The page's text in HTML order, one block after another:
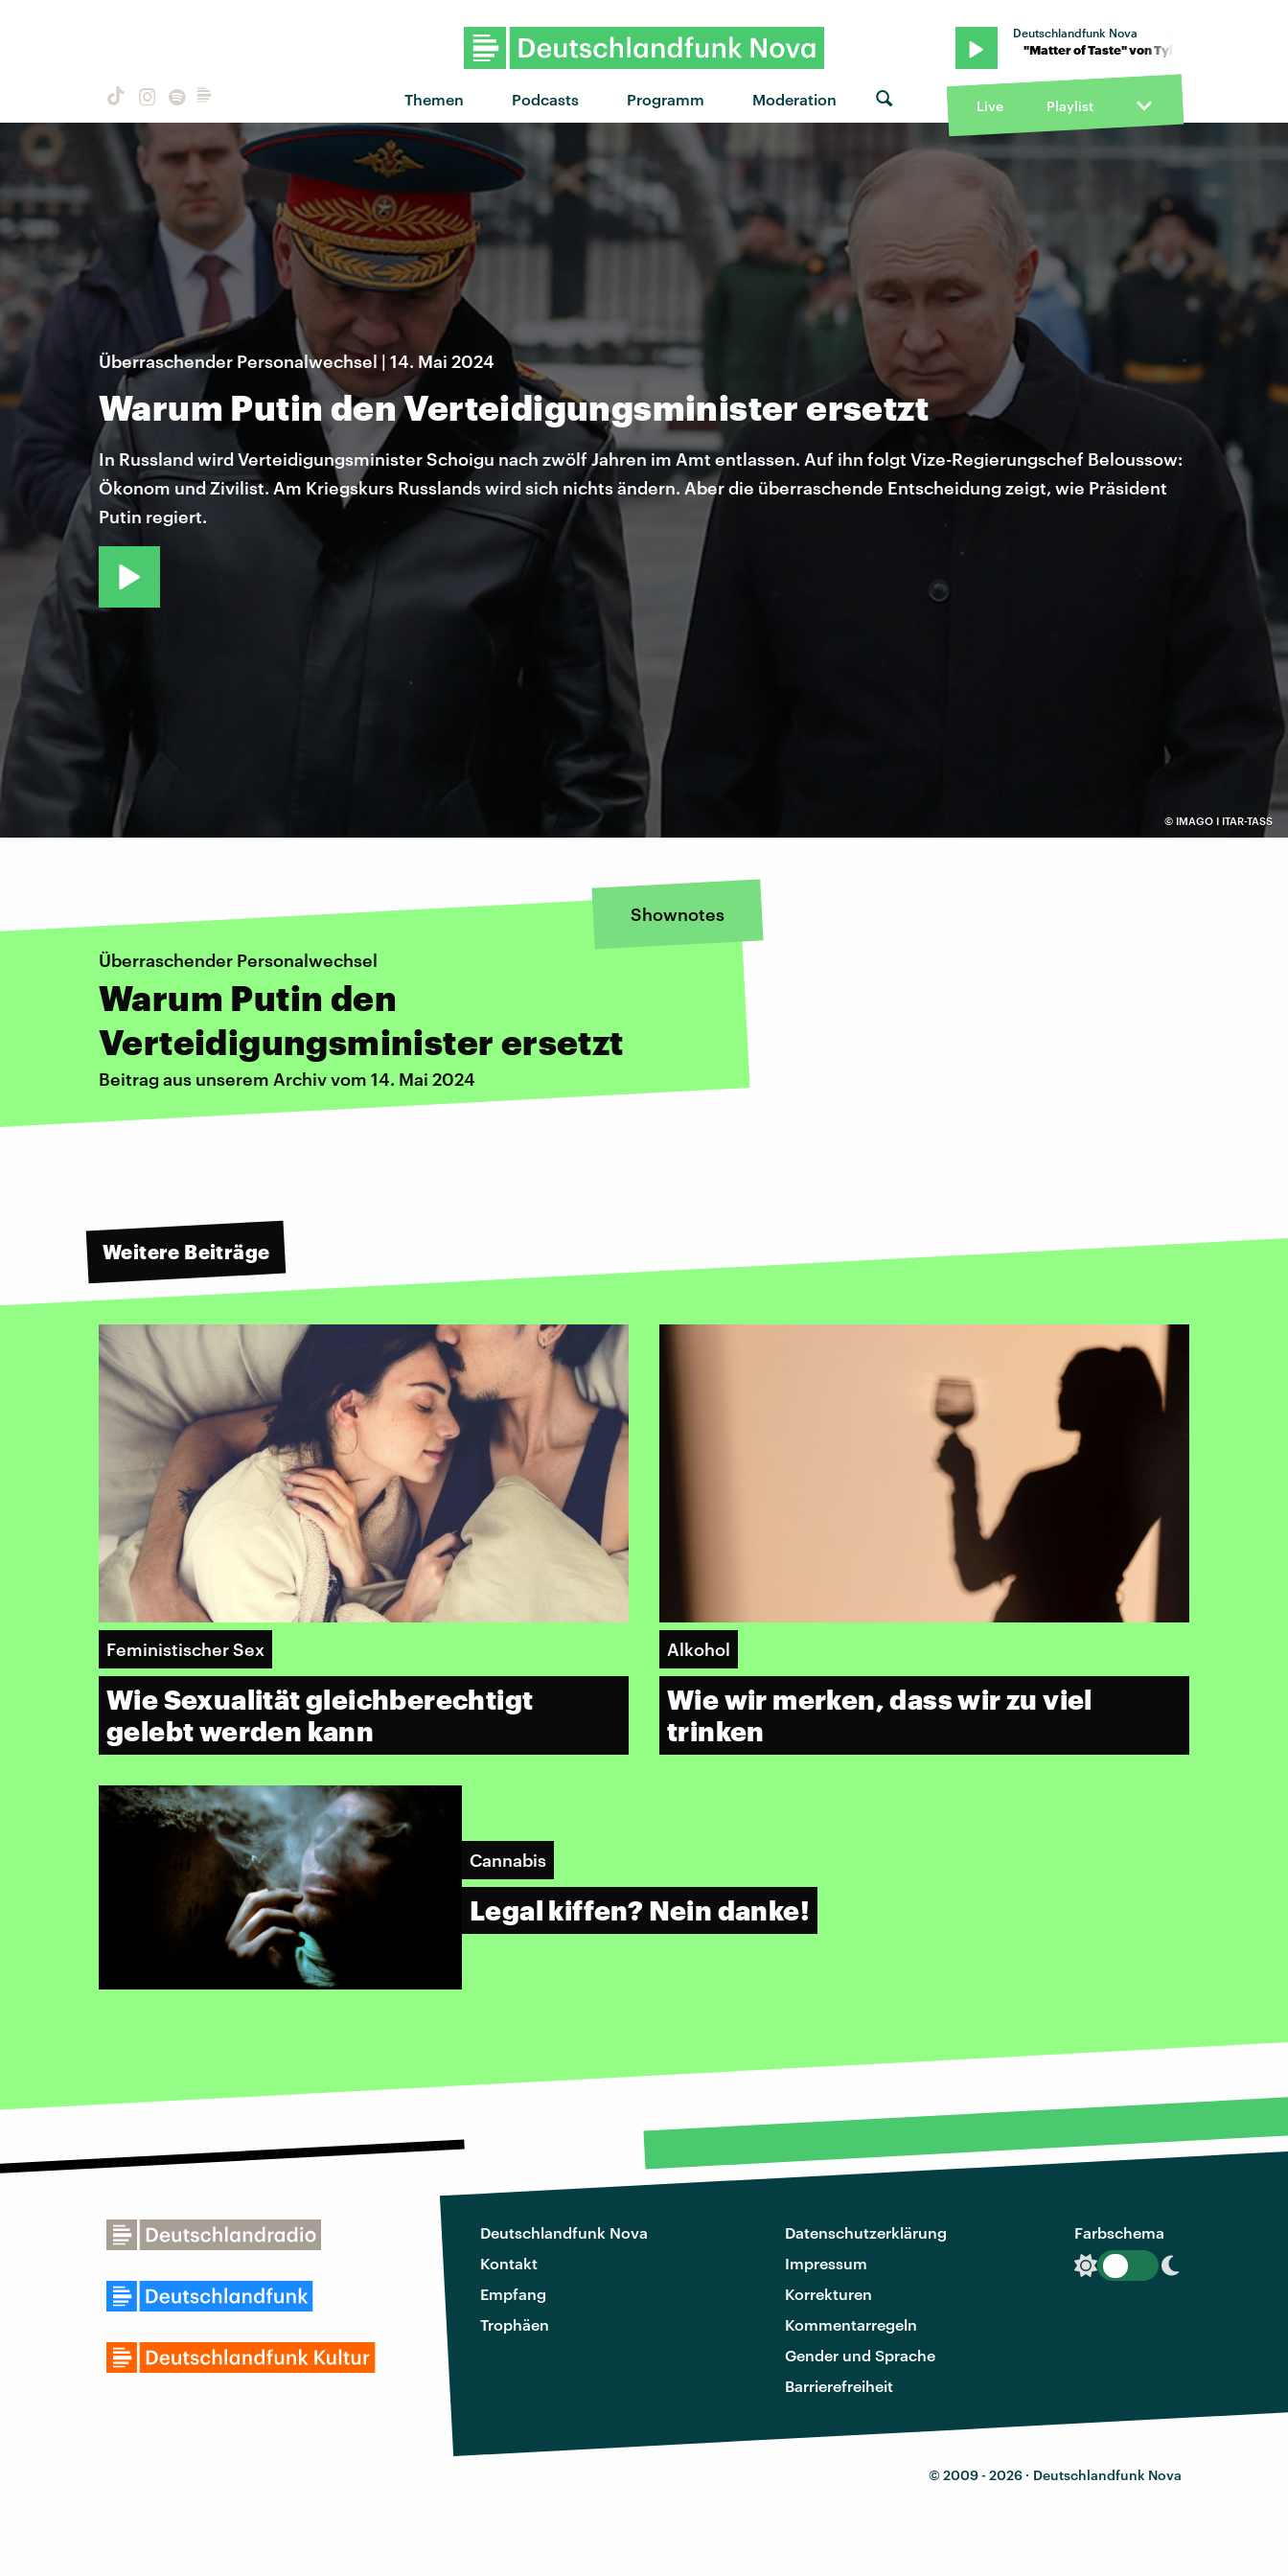
Themen Podcasts Programm Moderation
Deutschlandfunk Nova
"Matter of Taste" von Tyler Ballgame · "Matter of Taste" von Tyler Ballgame · "Matter of
Live Playlist
© IMAGO I ITAR-TASS
Überraschender Personalwechsel | 14. Mai 2024
Warum Putin den Verteidigungsminister ersetzt
In Russland wird Verteidigungsminister Schoigu nach zwölf Jahren im Amt entlassen. Auf ihn folgt Vize-Regierungschef Beloussow:
Ökonom und Zivilist. Am Kriegskurs Russlands wird sich nichts ändern. Aber die überraschende Entscheidung zeigt, wie Präsident
Putin regiert.
Shownotes
Überraschender Personalwechsel
Warum Putin den
Verteidigungsminister ersetzt
Beitrag aus unserem Archiv vom 14. Mai 2024
Weitere Beiträge
Feministischer Sex
Wie Sexualität gleichberechtigt
gelebt werden kann
Alkohol
Wie wir merken, dass wir zu viel
trinken
Cannabis
Legal kiffen? Nein danke!
Deutschlandfunk Nova
Kontakt
Empfang
Trophäen
Datenschutzerklärung
Impressum
Korrekturen
Kommentarregeln
Gender und Sprache
Barrierefreiheit
Farbschema
© 2009 - 2026 · Deutschlandfunk Nova